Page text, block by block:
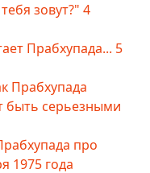
зовут?" 4
Прабхупада... 5
Прабхупада
быть серьезными
про
1975 года